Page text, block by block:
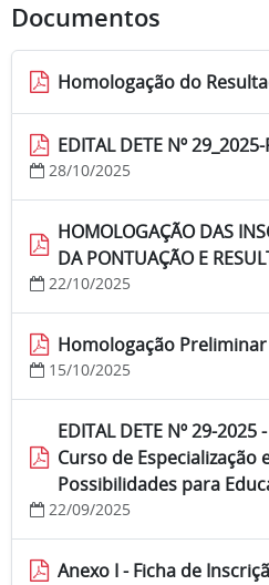
Documentos
Homologação do
EDITAL DETE Nº 29_2025-
28/10/2025
HOMOLOGAÇÃO DAS
DA PONTUAÇÃO E
22/10/2025
Homologação
15/10/2025
EDITAL DETE Nº 29-
Curso de Especialização
Possibilidades para
22/09/2025
Anexo I - Ficha de